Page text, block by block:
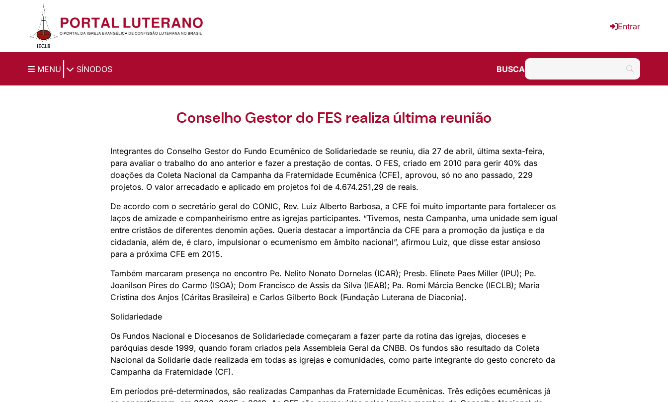
Ir para o conteúdo principal
Entrar
MENU SÍNODOS BUSCA
Conselho Gestor do FES realiza última reunião
Integrantes do Conselho Gestor do Fundo Ecumênico de Solidariedade se reuniu, dia 27 de abril, última sexta-feira,
para avaliar o trabalho do ano anterior e fazer a prestação de contas. O FES, criado em 2010 para gerir 40% das
doações da Coleta Nacional da Campanha da Fraternidade Ecumênica (CFE), aprovou, só no ano passado, 229
projetos. O valor arrecadado e aplicado em projetos foi de 4.674.251,29 de reais.
De acordo com o secretário geral do CONIC, Rev. Luiz Alberto Barbosa, a CFE foi muito importante para fortalecer os
laços de amizade e companheirismo entre as igrejas participantes. “Tivemos, nesta Campanha, uma unidade sem igual
entre cristãos de diferentes denomin ações. Queria destacar a importância da CFE para a promoção da justiça e da
cidadania, além de, é claro, impulsionar o ecumenismo em âmbito nacional”, afirmou Luiz, que disse estar ansioso
para a próxima CFE em 2015.
Também marcaram presença no encontro Pe. Nelito Nonato Dornelas (ICAR); Presb. Elinete Paes Miller (IPU); Pe.
Joanilson Pires do Carmo (ISOA); Dom Francisco de Assis da Silva (IEAB); Pa. Romi Márcia Bencke (IECLB); Maria
Cristina dos Anjos (Cáritas Brasileira) e Carlos Gilberto Bock (Fundação Luterana de Diaconia).
Solidariedade
Os Fundos Nacional e Diocesanos de Solidariedade começaram a fazer parte da rotina das igrejas, dioceses e
paróquias desde 1999, quando foram criados pela Assembleia Geral da CNBB. Os fundos são resultado da Coleta
Nacional da Solidarie dade realizada em todas as igrejas e comunidades, como parte integrante do gesto concreto da
Campanha da Fraternidade (CF).
Em períodos pré-determinados, são realizadas Campanhas da Fraternidade Ecumênicas. Três edições ecumênicas já